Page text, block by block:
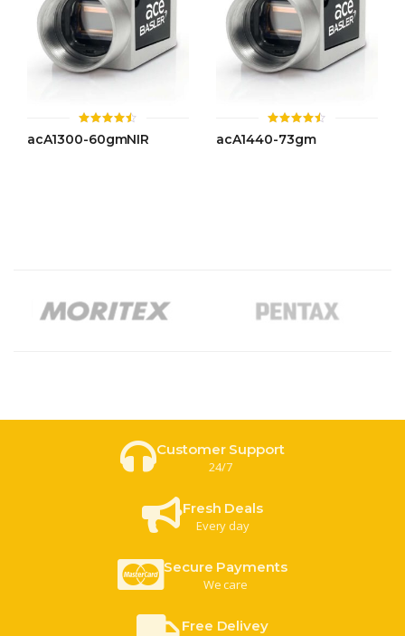
ให้
คะแนน
acA1300-60gmNIR
ให้
คะแนน
acA1440-73gm
Customer Support
24/7
Fresh Deals
Every day
Secure Payments
We care
Free Delivey